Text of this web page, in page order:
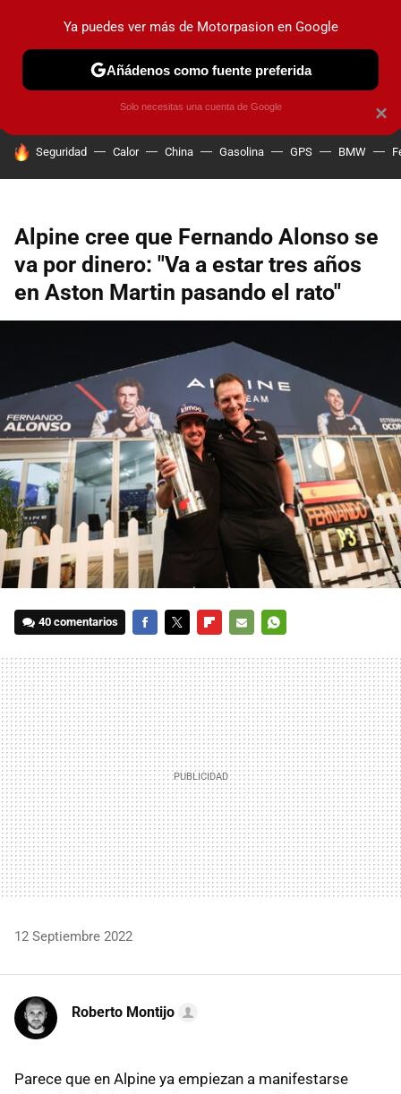
PRUEBAS COCHES ELÉCTRICOS OBSERVATORIO
HOY SE HABLA DE
Seguridad Calor China Gasolina GPS BMW
Alpine cree que Fernando Alonso se
va por dinero: "Va a estar tres años
en Aston Martin pasando el rato"
40 comentarios
MAIL
12 Septiembre 2022
Roberto Montijo
Parece que en Alpine ya empiezan a manifestarse
×
Ya puedes ver más de Motorpasion en Google
Añádenos como fuente preferida
Solo necesitas una cuenta de Google